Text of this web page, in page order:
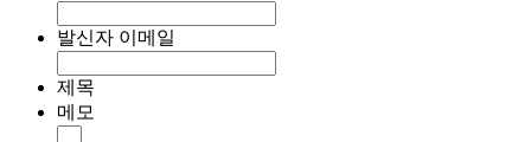
발신자 이메일
제목
메모